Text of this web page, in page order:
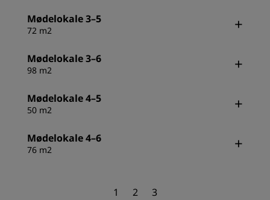
Mødelokale 3–5
72 m2
Mødelokale 3–6
98 m2
Mødelokale 4–5
50 m2
Mødelokale 4–6
76 m2
1 2 3